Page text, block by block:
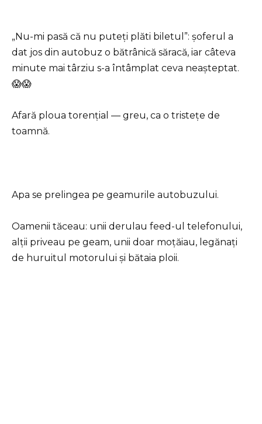
„Nu-mi pasă că nu puteți plăti biletul”: șoferul a
dat jos din autobuz o bătrânică săracă, iar câteva
minute mai târziu s-a întâmplat ceva neașteptat.
😱😱
Afară ploua torențial — greu, ca o tristețe de
toamnă.
Apa se prelingea pe geamurile autobuzului.
Oamenii tăceau: unii derulau feed-ul telefonului,
alții priveau pe geam, unii doar moțăiau, legănați
de huruitul motorului și bătaia ploii.